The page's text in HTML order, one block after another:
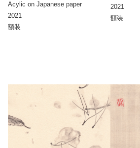
Acylic on Japanese paper
2021
額装
2021
額装